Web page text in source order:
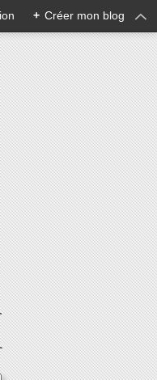
+ Créer mon blog